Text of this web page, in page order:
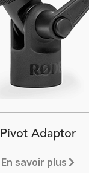
Pivot Adaptor
En savoir plus